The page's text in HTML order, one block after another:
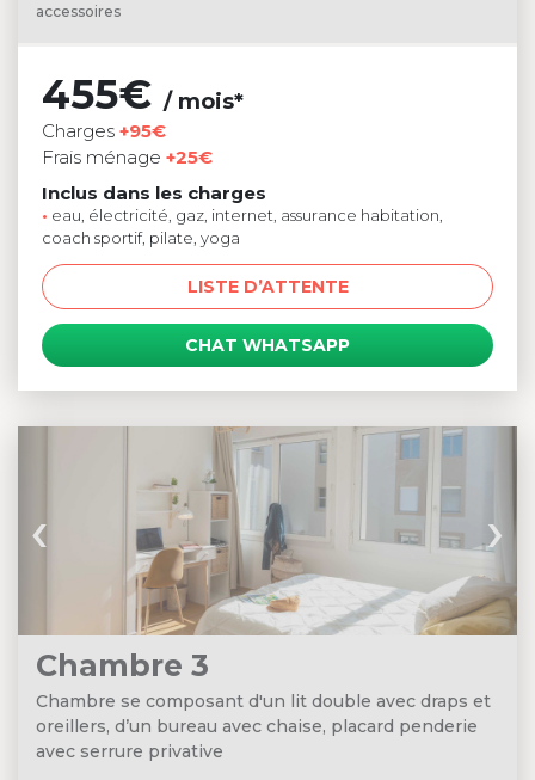
accessoires
455€ / mois*
Charges +95€
Frais ménage +25€
Inclus dans les charges
• eau, électricité, gaz, internet, assurance habitation,
coach sportif, pilate, yoga
LISTE D’ATTENTE
CHAT WHATSAPP
‹ ›
Chambre 3
Chambre se composant d'un lit double avec draps et
oreillers, d’un bureau avec chaise, placard penderie
avec serrure privative